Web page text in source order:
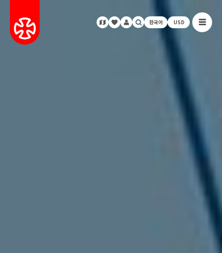
한국어 USD